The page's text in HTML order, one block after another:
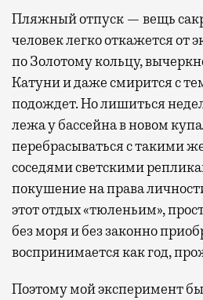
Пляжный отпуск — вещь
человек легко откажется от
по Золотому кольцу,
Катуни и даже смирится с
подождет. Но лишиться
лежа у бассейна в новом
перебрасываться с такими
соседями светскими
покушение на права
этот отдых «тюленьим»,
без моря и без законно
воспринимается как год,
Поэтому мой эксперимент